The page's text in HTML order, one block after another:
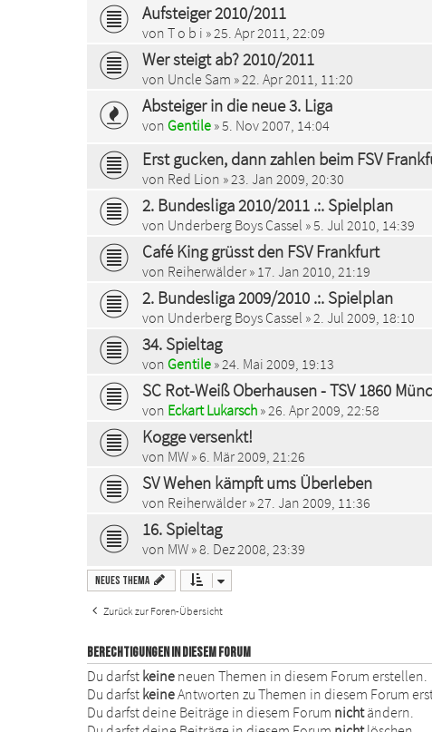
Aufsteiger 2010/2011
von T o b i » 25. Apr 2011, 22:09
Wer steigt ab? 2010/2011
von Uncle Sam » 22. Apr 2011, 11:20
Absteiger in die neue 3. Liga
von Gentile » 5. Nov 2007, 14:04
Erst gucken, dann zahlen beim FSV
von Red Lion » 23. Jan 2009, 20:30
2. Bundesliga 2010/2011 .:. Spielplan
von Underberg Boys Cassel » 5. Jul 2010, 14:39
Café King grüsst den FSV Frankfurt
von Reiherwälder » 17. Jan 2010, 21:19
2. Bundesliga 2009/2010 .:. Spielplan
von Underberg Boys Cassel » 2. Jul 2009, 18:10
34. Spieltag
von Gentile » 24. Mai 2009, 19:13
SC Rot-Weiß Oberhausen - TSV 1860
von Eckart Lukarsch » 26. Apr 2009, 22:58
Kogge versenkt!
von MW » 6. Mär 2009, 21:26
SV Wehen kämpft ums Überleben
von Reiherwälder » 27. Jan 2009, 11:36
16. Spieltag
von MW » 8. Dez 2008, 23:39
Neues Thema
Zurück zur Foren-Übersicht
BERECHTIGUNGEN IN DIESEM FORUM
Du darfst keine neuen Themen in diesem Forum erstellen.
Du darfst keineAntworten zu Themen in diesem Forum
Du darfst deine Beiträge in diesem Forum nichtändern.